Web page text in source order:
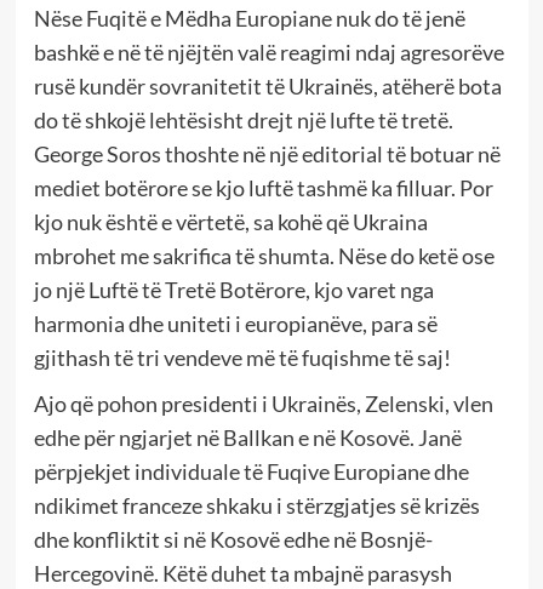
Nëse Fuqitë e Mëdha Europiane nuk do të jenë
bashkë e në të njëjtën valë reagimi ndaj agresorëve
rusë kundër sovranitetit të Ukrainës, atëherë bota
do të shkojë lehtësisht drejt një lufte të tretë.
George Soros thoshte në një editorial të botuar në
mediet botërore se kjo luftë tashmë ka filluar. Por
kjo nuk është e vërtetë, sa kohë që Ukraina
mbrohet me sakrifica të shumta. Nëse do ketë ose
jo një Luftë të Tretë Botërore, kjo varet nga
harmonia dhe uniteti i europianëve, para së
gjithash të tri vendeve më të fuqishme të saj!
Ajo që pohon presidenti i Ukrainës, Zelenski, vlen
edhe për ngjarjet në Ballkan e në Kosovë. Janë
përpjekjet individuale të Fuqive Europiane dhe
ndikimet franceze shkaku i stërzgjatjes së krizës
dhe konfliktit si në Kosovë edhe në Bosnjë-
Hercegovinë. Këtë duhet ta mbajnë parasysh